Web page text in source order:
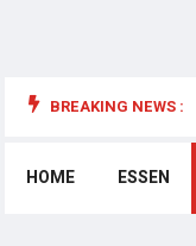
BREAKING NEWS :
HOME ESSEN